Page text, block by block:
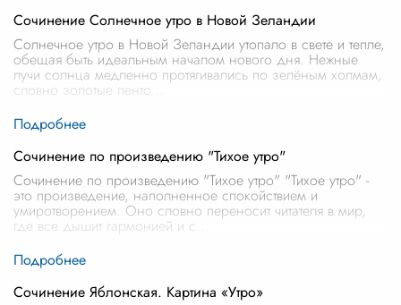
Сочинение Солнечное утро в Новой Зеландии
Солнечное утро в Новой Зеландии утопало в свете и тепле,
обещая быть идеальным началом нового дня. Нежные
лучи солнца медленно протягивались по зелёным холмам,
словно золотые ленто
Сочинение по произведению "Тихое утро"
Сочинение по произведению "Тихое утро" "Тихое утро" -
это произведение, наполненное спокойствием и
умиротворением. Оно словно переносит читателя в мир,
где все дышит гармонией и с
Сочинение Яблонская. Картина «Утро»